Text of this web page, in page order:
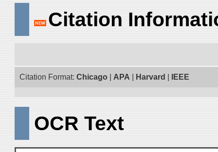
Citation
Citation Format: Chicago APA Harvard IEEE
OCR Text